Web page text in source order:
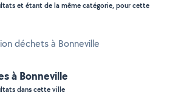
et étant de la même catégorie, pour cette
déchets à Bonneville
à Bonneville
dans cette ville